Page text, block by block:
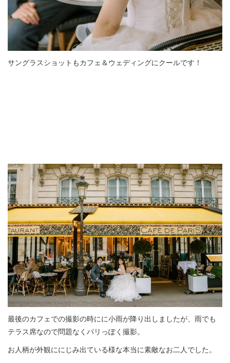
サングラスショットもカフェ＆ウェディングにクールです！
最後のカフェでの撮影の時にに小雨が降り出しましたが、雨でも
テラス席なので問題なくパリっぽく撮影。
お人柄が外観ににじみ出ている様な本当に素敵なお二人でした。